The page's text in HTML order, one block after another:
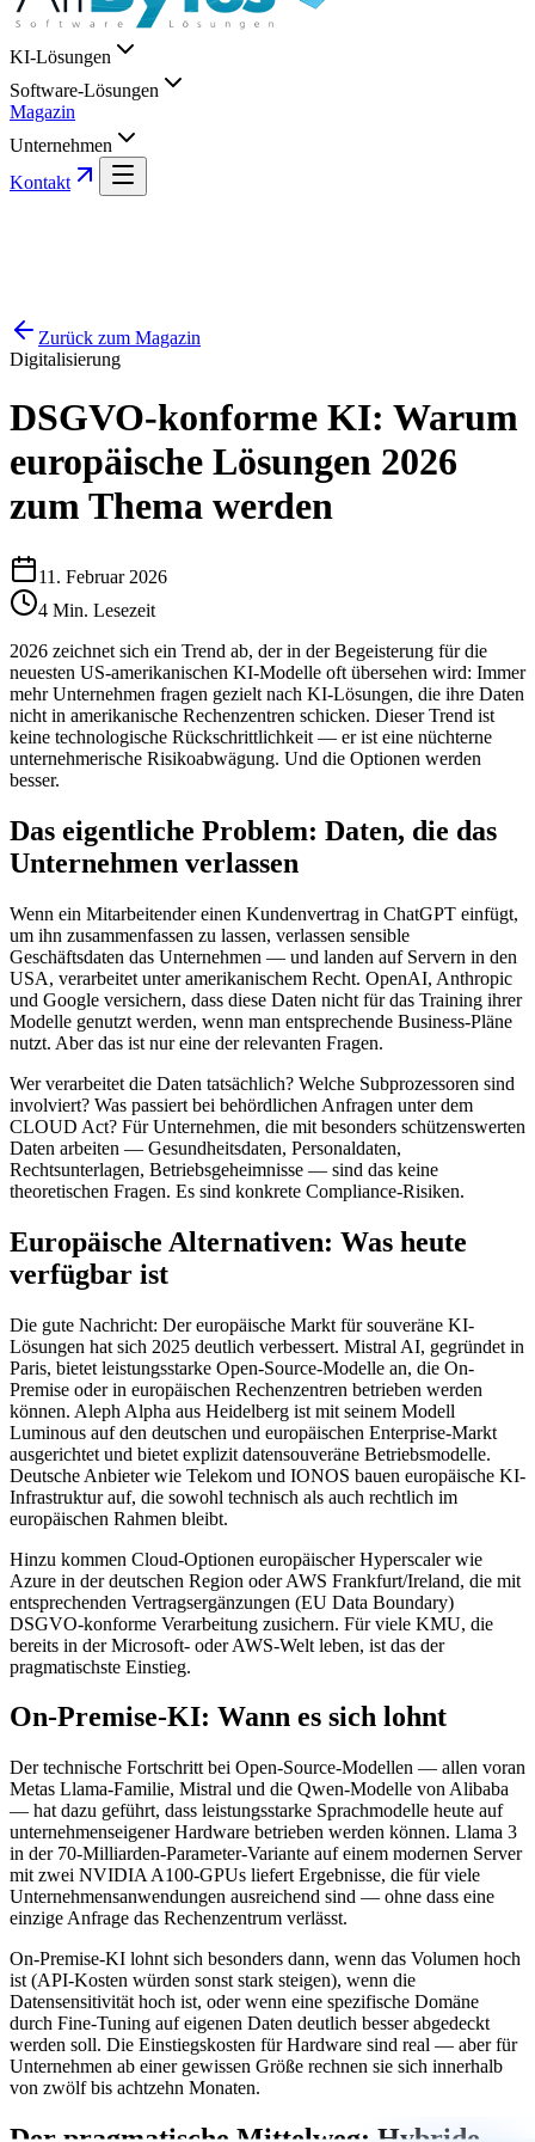
KI-Lösungen
Software-Lösungen
Magazin
Unternehmen
Kontakt
Zurück zum Magazin
Digitalisierung
DSGVO-konforme KI: Warum
europäische Lösungen 2026
zum Thema werden
11. Februar 2026
4 Min. Lesezeit
2026 zeichnet sich ein Trend ab, der in der Begeisterung für die
neuesten US-amerikanischen KI-Modelle oft übersehen wird: Immer
mehr Unternehmen fragen gezielt nach KI-Lösungen, die ihre Daten
nicht in amerikanische Rechenzentren schicken. Dieser Trend ist
keine technologische Rückschrittlichkeit — er ist eine nüchterne
unternehmerische Risikoabwägung. Und die Optionen werden
besser.
Das eigentliche Problem: Daten, die das
Unternehmen verlassen
Wenn ein Mitarbeitender einen Kundenvertrag in ChatGPT einfügt,
um ihn zusammenfassen zu lassen, verlassen sensible
Geschäftsdaten das Unternehmen — und landen auf Servern in den
USA, verarbeitet unter amerikanischem Recht. OpenAI, Anthropic
und Google versichern, dass diese Daten nicht für das Training ihrer
Modelle genutzt werden, wenn man entsprechende Business-Pläne
nutzt. Aber das ist nur eine der relevanten Fragen.
Wer verarbeitet die Daten tatsächlich? Welche Subprozessoren sind
involviert? Was passiert bei behördlichen Anfragen unter dem
CLOUD Act? Für Unternehmen, die mit besonders schützenswerten
Daten arbeiten — Gesundheitsdaten, Personaldaten,
Rechtsunterlagen, Betriebsgeheimnisse — sind das keine
theoretischen Fragen. Es sind konkrete Compliance-Risiken.
Europäische Alternativen: Was heute
verfügbar ist
Die gute Nachricht: Der europäische Markt für souveräne KI-
Lösungen hat sich 2025 deutlich verbessert. Mistral AI, gegründet in
Paris, bietet leistungsstarke Open-Source-Modelle an, die On-
Premise oder in europäischen Rechenzentren betrieben werden
können. Aleph Alpha aus Heidelberg ist mit seinem Modell
Luminous auf den deutschen und europäischen Enterprise-Markt
ausgerichtet und bietet explizit datensouveräne Betriebsmodelle.
Deutsche Anbieter wie Telekom und IONOS bauen europäische KI-
Infrastruktur auf, die sowohl technisch als auch rechtlich im
europäischen Rahmen bleibt.
Hinzu kommen Cloud-Optionen europäischer Hyperscaler wie
Azure in der deutschen Region oder AWS Frankfurt/Ireland, die mit
entsprechenden Vertragsergänzungen (EU Data Boundary)
DSGVO-konforme Verarbeitung zusichern. Für viele KMU, die
bereits in der Microsoft- oder AWS-Welt leben, ist das der
pragmatischste Einstieg.
On-Premise-KI: Wann es sich lohnt
Der technische Fortschritt bei Open-Source-Modellen — allen voran
Metas Llama-Familie, Mistral und die Qwen-Modelle von Alibaba
— hat dazu geführt, dass leistungsstarke Sprachmodelle heute auf
unternehmenseigener Hardware betrieben werden können. Llama 3
in der 70-Milliarden-Parameter-Variante auf einem modernen Server
mit zwei NVIDIA A100-GPUs liefert Ergebnisse, die für viele
Unternehmensanwendungen ausreichend sind — ohne dass eine
einzige Anfrage das Rechenzentrum verlässt.
On-Premise-KI lohnt sich besonders dann, wenn das Volumen hoch
ist (API-Kosten würden sonst stark steigen), wenn die
Datensensitivität hoch ist, oder wenn eine spezifische Domäne
durch Fine-Tuning auf eigenen Daten deutlich besser abgedeckt
werden soll. Die Einstiegskosten für Hardware sind real — aber für
Unternehmen ab einer gewissen Größe rechnen sie sich innerhalb
von zwölf bis achtzehn Monaten.